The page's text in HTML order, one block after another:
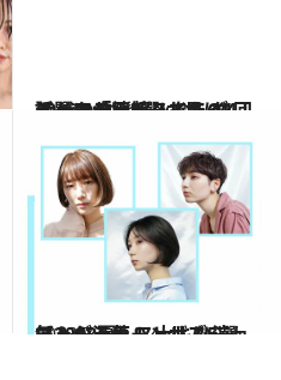
2023.10.1
30代の白髪悩みならグレイヘアが正解 3カ月に1回のメンテナンスでもOK！ 話題の「地毛ハイライト」カラー5選
ビューティ＆ヘルス
2023.7.1
【2023夏】スッキリ涼し気＆お洒落！ 大人なショート＆ショートボブ5選 マッシュやハンサムショートが人気
ビューティ＆ヘルス